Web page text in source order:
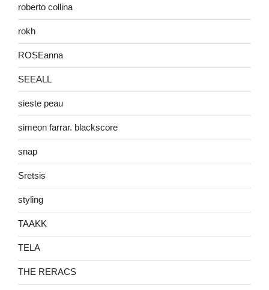
roberto collina
rokh
ROSEanna
SEEALL
sieste peau
simeon farrar. blackscore
snap
Sretsis
styling
TAAKK
TELA
THE RERACS